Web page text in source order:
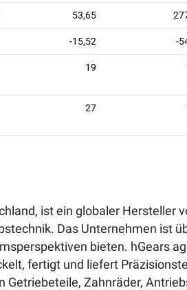
53,65
-15,52 -
19
27
ist ein globaler
Das Unternehmen ist
bieten. hGears
fertigt und liefert
Zahnräder,